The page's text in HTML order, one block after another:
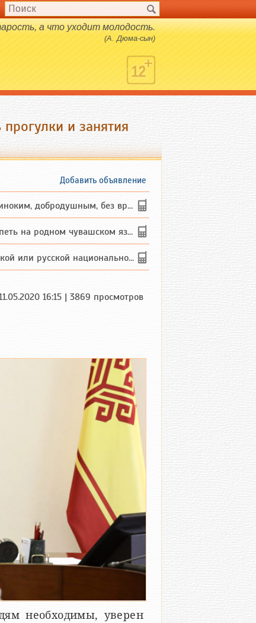
а что уходит молодость.
(А. Дюма-сын)
и занятия
Добавить объявление
добродушным, без вредных ...
на родном чувашском языке
русской национальности дл...
16:15 | 3869 просмотров
необходимы, уверен